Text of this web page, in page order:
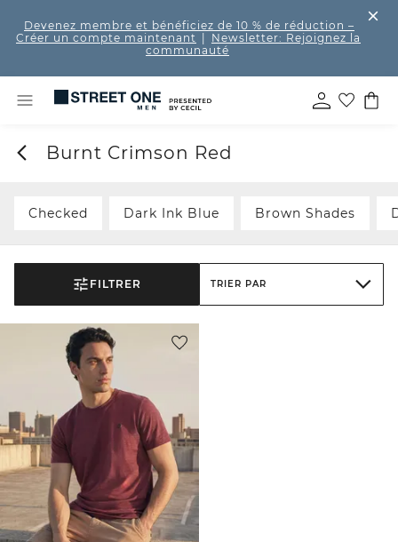
Devenez membre et bénéficiez de 10 % de réduction –
Créer un compte maintenant
Newsletter: Rejoignez la
communauté
Burnt Crimson Red
Checked Dark Ink Blue Brown Shades
FILTRER TRIER PAR